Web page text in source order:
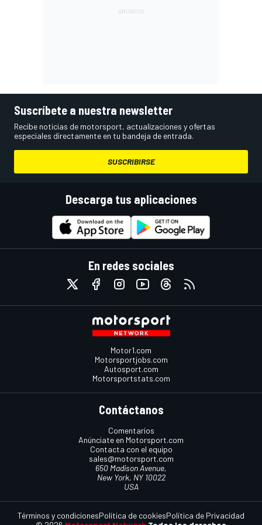
Suscríbete a nuestra newsletter
Recibe noticias de motorsport, actualizaciones y ofertas
especiales directamente en tu bandeja de entrada.
SUSCRIBIRSE
Descarga tus aplicaciones
En redes sociales
Motor1.com
Motorsportjobs.com
Autosport.com
Motorsportstats.com
Contáctanos
Comentarios
Anúnciate en Motorsport.com
Contacta con el equipo
sales@motorsport.com
650 Madison Avenue,
New York, NY 10022
USA
Términos y condicionesPolítica de cookiesPolítica de Privacidad